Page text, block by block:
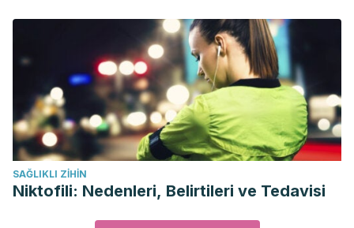
SAĞLIKLI ZIHIN
Niktofili: Nedenleri, Belirtileri ve Tedavisi